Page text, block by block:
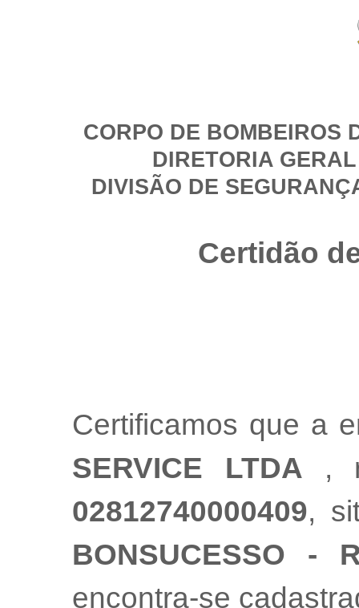
CORPO DE BOMBEIROS
DIRETORIA
DIVISÃO DE
Certidão
Certificamos que a
SERVICE LTDA ,
02812740000409,
BONSUCESSO -
encontra-se